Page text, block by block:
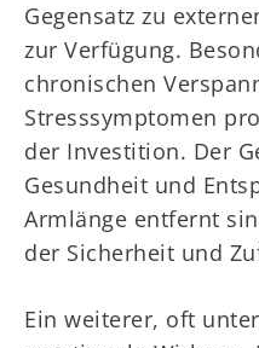
Gegensatz zu
zur Verfügung.
chronischen
Stresssymptomen
der Investition. Der
Gesundheit und
Armlänge entfernt
der Sicherheit und
Ein weiterer, oft